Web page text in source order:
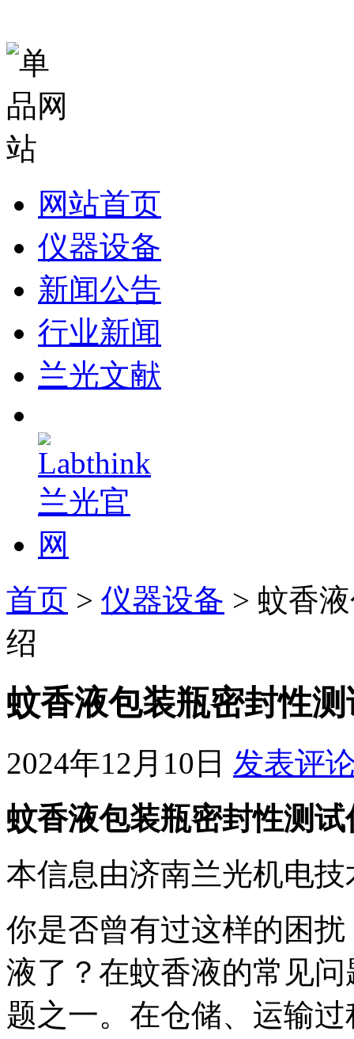
网站首页
仪器设备
新闻公告
行业新闻
兰光文献
首页 > 仪器设备 > 蚊香
绍
蚊香液包装瓶密封性
2024年12月10日 发表评
蚊香液包装瓶密封性测
本信息由济南兰光机电
你是否曾有过这样的困
液了？在蚊香液的常见
题之一。在仓储、运输